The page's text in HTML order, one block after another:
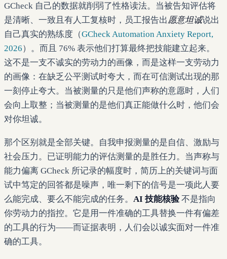
GCheck 自己的数据就削弱了性格读法。当被告知评估将
是清晰、一致且有人工复核时，员工报告出 愿意坦诚说出
自己真实的熟练度（GCheck Automation Anxiety Report,
2026）。而且 76% 表示他们打算最终把技能建立起来。
这不是一支不诚实的劳动力的画像，而是这样一支劳动力
的画像：在缺乏公平测试时夸大，而在可信测试出现的那
一刻停止夸大。当被测量的只是他们声称的意愿时，人们
会向上取整；当被测量的是他们真正能做什么时，他们会
对你坦诚。
那个区别就是全部关键。自我申报测量的是自信、激励与
社会压力。已证明能力的评估测量的是胜任力。当声称与
能力偏离 GCheck 所记录的幅度时，简历上的关键词与面
试中笃定的回答都是噪声，唯一剩下的信号是一项此人要
么能完成、要么不能完成的任务。 AI 技能核验不是指向
你劳动力的指控。它是用一件准确的工具替换一件有偏差
的工具的行为——而证据表明，人们会以诚实面对一件准
确的工具。